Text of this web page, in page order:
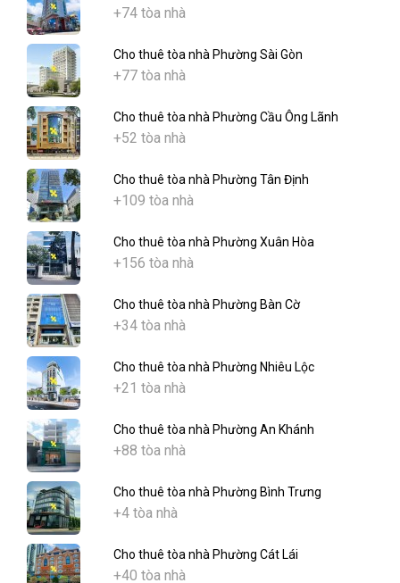
+74 tòa nhà
Cho thuê tòa nhà Phường Sài Gòn
+77 tòa nhà
Cho thuê tòa nhà Phường Cầu Ông Lãnh
+52 tòa nhà
Cho thuê tòa nhà Phường Tân Định
+109 tòa nhà
Cho thuê tòa nhà Phường Xuân Hòa
+156 tòa nhà
Cho thuê tòa nhà Phường Bàn Cờ
+34 tòa nhà
Cho thuê tòa nhà Phường Nhiêu Lộc
+21 tòa nhà
Cho thuê tòa nhà Phường An Khánh
+88 tòa nhà
Cho thuê tòa nhà Phường Bình Trưng
+4 tòa nhà
Cho thuê tòa nhà Phường Cát Lái
+40 tòa nhà